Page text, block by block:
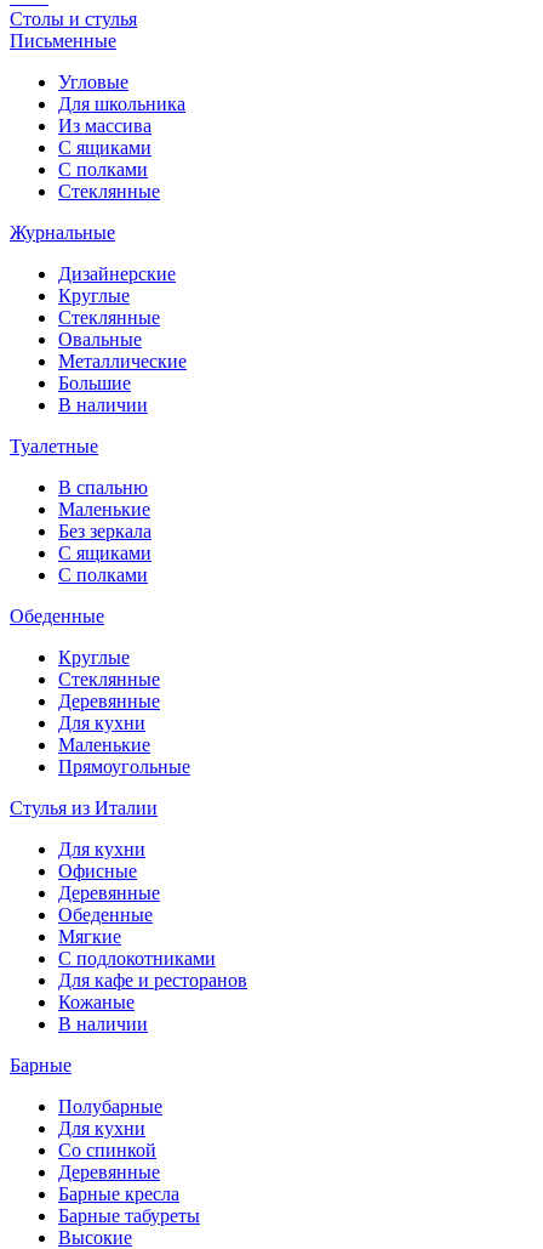
Столы и стулья
Письменные
Угловые
Для школьника
Из массива
С ящиками
С полками
Стеклянные
Журнальные
Дизайнерские
Круглые
Стеклянные
Овальные
Металлические
Большие
В наличии
Туалетные
В спальню
Маленькие
Без зеркала
С ящиками
С полками
Обеденные
Круглые
Стеклянные
Деревянные
Для кухни
Маленькие
Прямоугольные
Стулья из Италии
Для кухни
Офисные
Деревянные
Обеденные
Мягкие
С подлокотниками
Для кафе и ресторанов
Кожаные
В наличии
Барные
Полубарные
Для кухни
Со спинкой
Деревянные
Барные кресла
Барные табуреты
Высокие